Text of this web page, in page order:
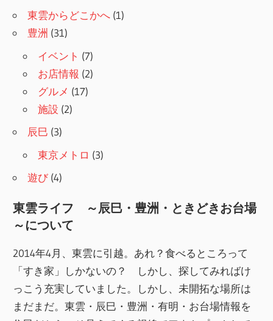
東雲からどこかへ (1)
豊洲 (31)
イベント (7)
お店情報 (2)
グルメ (17)
施設 (2)
辰巳 (3)
東京メトロ (3)
遊び (4)
東雲ライフ ～辰巳・豊洲・ときどきお台場
～について
2014年4月、東雲に引越。あれ？食べるところって
「すき家」しかないの？ しかし、探してみればけ
っこう充実していました。しかし、未開拓な場所は
まだまだ。東雲・辰巳・豊洲・有明・お台場情報を